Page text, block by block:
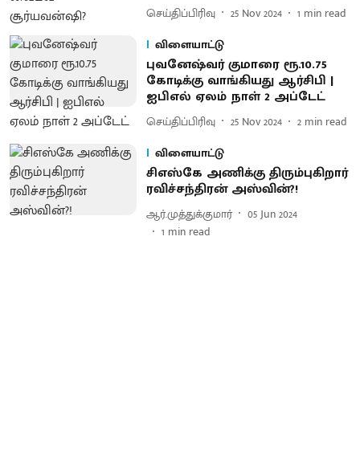
செய்திப்பிரிவு 25 Nov 2024 1 min read
விளையாட்டு
புவனேஷ்வர் குமாரை ரூ.10.75
கோடிக்கு வாங்கியது ஆர்சிபி |
ஐபிஎல் ஏலம் நாள் 2 அப்டேட்
செய்திப்பிரிவு 25 Nov 2024 2 min read
விளையாட்டு
சிஎஸ்கே அணிக்கு திரும்புகிறார்
ரவிச்சந்திரன் அஸ்வின்?!
ஆர்.முத்துக்குமார்
05 Jun 2024
1 min read